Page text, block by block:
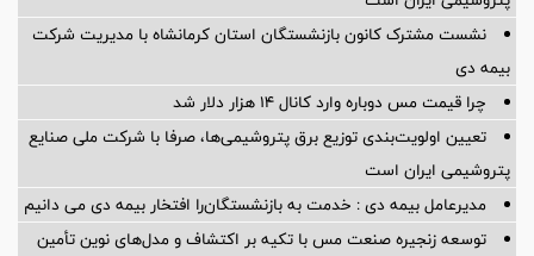
نشست مشترک کانون بازنشستگان استان کرمانشاه با مدیریت شرکت
بیمه دی
چرا قیمت مس دوباره وارد کانال ۱۴ هزار دلار شد
تعیین اولویت‌بندی توزیع برق پتروشیمی‌ها، صرفا با شرکت ملی صنایع
پتروشیمی ایران است
مدیرعامل بیمه دی : خدمت به بازنشستگان‌را افتخار بیمه دی می دانیم
توسعه زنجیره صنعت مس با تکیه بر اکتشاف و مدل‌های نوین تأمین